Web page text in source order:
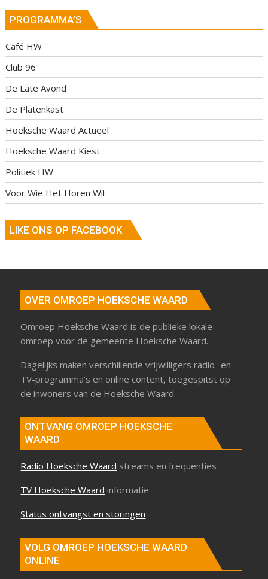
PROGRAMMA’S
Café HW
Club 96
De Late Avond
De Platenkast
Hoeksche Waard Actueel
Hoeksche Waard Kiest
Politiek HW
Voor Wie Het Horen Wil
LIKE ONS OP FACEBOOK
OVER OMROEP HOEKSCHE WAARD
Omroep Hoeksche Waard is de publieke lokale
omroep voor de gemeente Hoeksche Waard.
Dagelijks maken verschillende vrijwilligers radio- en
TV-programma’s en online content, toegespitst op
de inwoners van de Hoeksche Waard.
ONTVANG OMROEP HOEKSCHE
WAARD
Radio Hoeksche Waard streams en frequenties
TV Hoeksche Waard informatie
Status ontvangst en storingen
VOLG OMROEP HOEKSCHE WAARD
ONLINE